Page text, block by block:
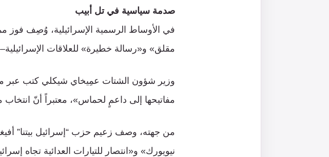
صدمة سياسية في تل أبيب
في الأوساط الرسمية الإسرائيلية، وُصِف فوز
مقلق» و«رسالة خطيرة» للعلاقات
وزير شؤون الشتات عمِيخاي شيكلي كتب عبر
مفاتيحها إلى داعمٍ لحماس»، معتبراً أنّ
من جهته، وصف زعيم حزب “إسرائيل بيتنا”
نيويورك» و«انتصار للتيارات العدائية تجاه